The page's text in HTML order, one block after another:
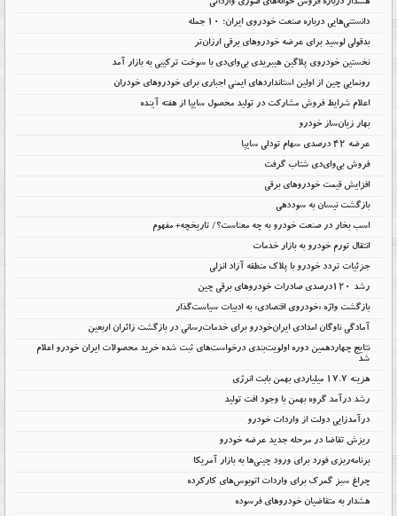
هشدار درباره فروش حواله‌های صوری وارداتی
دانستنی‌هایی درباره صنعت خودروی ایران؛ ۱۰ جمله
بدقولی لوسید برای عرضه خودروهای برقی ارزان‌تر
نخستین خودروی پلاگین هیبریدی بی‌وای‌دی با سوخت ترکیبی به بازار آمد
رونمایی چین از اولین استانداردهای ایمنی اجباری برای خودروهای خودران
اعلام شرایط فروش مشارکت در تولید محصول سایپا از هفته آینده
بهار زیان‌ساز خودرو
عرضه ۴۲ درصدی سهام تودلی سایپا
فروش بی‌وای‌دی شتاب گرفت
افزایش قیمت خودروهای برقی
بازگشت نیسان به سوددهی
اسب بخار در صنعت خودرو به چه معناست؟/ تاریخچه+ مفهوم
انتقال تورم خودرو به بازار خدمات
جزئیات تردد خودرو با پلاک منطقه آزاد انزلی
رشد ۱۲۰درصدی صادرات خودروهای برقی چین
بازگشت واژه «خودروی اقتصادی» به ادبیات سیاست‌گذار
آمادگی ناوگان امدادی ایران‌خودرو برای خدمات‌رسانی در بازگشت زائران اربعین
نتایج چهاردهمین دوره اولویت‌بندی درخواست‌های ثبت شده خرید محصولات ایران خودرو اعلام
شد
هزینه ۱۷.۷ میلیاردی بهمن بابت انرژی
رشد درآمد گروه بهمن با وجود افت تولید
درآمدزایی دولت از واردات خودرو
ریزش تقاضا در مرحله جدید عرضه خودرو
برنامه‌ریزی فورد برای ورود چینی‌ها به بازار آمریکا
چراغ سبز گمرک برای واردات اتوبوس‌های کارکرده
هشدار به متقاضیان خودروهای فرسوده